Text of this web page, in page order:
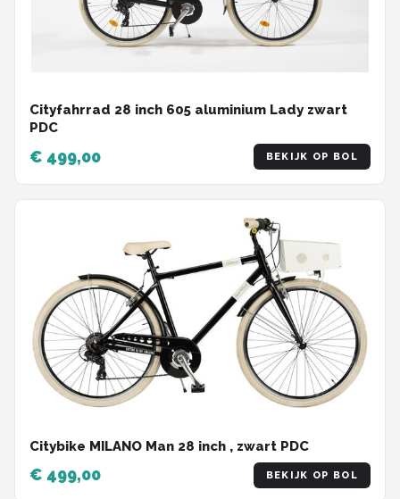
Cityfahrrad 28 inch 605 aluminium Lady zwart
PDC
€ 499,00 BEKIJK OP BOL
Citybike MILANO Man 28 inch , zwart PDC
€ 499,00 BEKIJK OP BOL